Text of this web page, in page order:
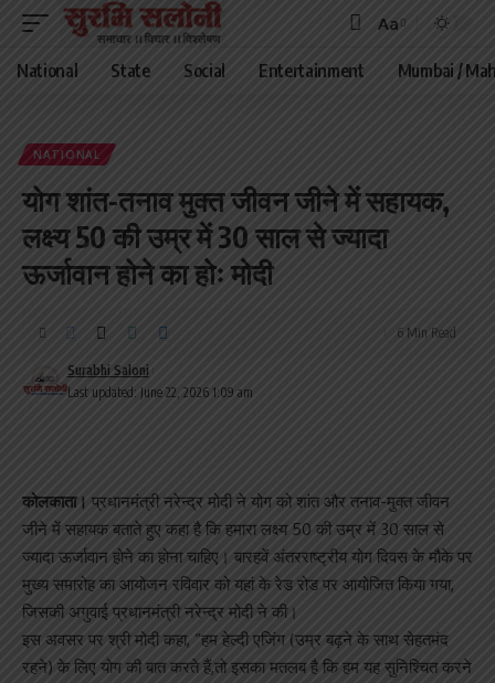
Font
Resizer
Aa
National State Social Entertainment Mumbai /
NATIONAL
योग शांत-तनाव मुक्त जीवन जीने में सहायक,
लक्ष्य 50 की उम्र में 30 साल से ज्यादा
ऊर्जावान होने का होः मोदी
Last updated: June 22, 2026 1:09 am
Surabhi Saloni
6 Min Read
कोलकाता। प्रधानमंत्री नरेन्द्र मोदी ने योग को शांत और तनाव-मुक्त जीवन
जीने में सहायक बताते हुए कहा है कि हमारा लक्ष्य 50 की उम्र में 30 साल से
ज्यादा ऊर्जावान होने का होना चाहिए। बारहवें अंतरराष्ट्रीय योग दिवस के मौके पर
मुख्य समारोह का आयोजन रविवार को यहां के रेड रोड पर आयोजित किया गया,
जिसकी अगुवाई प्रधानमंत्री नरेन्द्र मोदी ने की।
इस अवसर पर श्री मोदी कहा, “हम हेल्दी एजिंग (उम्र बढ़ने के साथ सेहतमंद
रहने) के लिए योग की बात करते हैं,तो इसका मतलब है कि हम यह सुनिश्चित करने